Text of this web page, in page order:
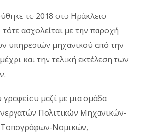
το 2018 στο Ηράκλειο
ασχολείται με την παροχή
υπηρεσιών μηχανικού από την
και την τελική εκτέλεση των
μαζί με μια ομάδα
Πολιτικών Μηχανικών-
Τοπογράφων-Νομικών,